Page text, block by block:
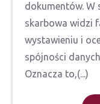
dokumentów. W
skarbowa widzi
wystawieniu i
spójności
Oznacza to,(...)